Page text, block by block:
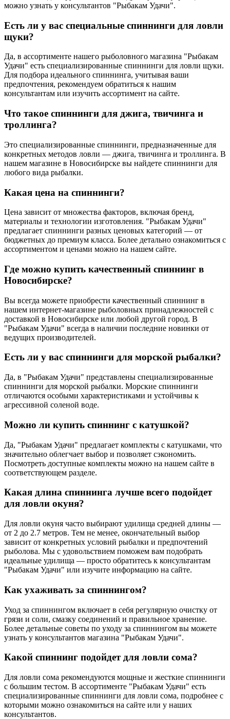
можно узнать у консультантов "Рыбакам Удачи".
Есть ли у вас специальные спиннинги для ловли
щуки?
Да, в ассортименте нашего рыболовного магазина "Рыбакам
Удачи" есть специализированные спиннинги для ловли щуки.
Для подбора идеального спиннинга, учитывая ваши
предпочтения, рекомендуем обратиться к нашим
консультантам или изучить ассортимент на сайте.
Что такое спиннинги для джига, твичинга и
троллинга?
Это специализированные спиннинги, предназначенные для
конкретных методов ловли — джига, твичинга и троллинга. В
нашем магазине в Новосибирске вы найдете спиннинги для
любого вида рыбалки.
Какая цена на спиннинги?
Цена зависит от множества факторов, включая бренд,
материалы и технологии изготовления. "Рыбакам Удачи"
предлагает спиннинги разных ценовых категорий — от
бюджетных до премиум класса. Более детально ознакомиться с
ассортиментом и ценами можно на нашем сайте.
Где можно купить качественный спиннинг в
Новосибирске?
Вы всегда можете приобрести качественный спиннинг в
нашем интернет-магазине рыболовных принадлежностей с
доставкой в Новосибирске или любой другой город. В
"Рыбакам Удачи" всегда в наличии последние новинки от
ведущих производителей.
Есть ли у вас спиннинги для морской рыбалки?
Да, в "Рыбакам Удачи" представлены специализированные
спиннинги для морской рыбалки. Морские спиннинги
отличаются особыми характеристиками и устойчивы к
агрессивной соленой воде.
Можно ли купить спиннинг с катушкой?
Да, "Рыбакам Удачи" предлагает комплекты с катушками, что
значительно облегчает выбор и позволяет сэкономить.
Посмотреть доступные комплекты можно на нашем сайте в
соответствующем разделе.
Какая длина спиннинга лучше всего подойдет
для ловли окуня?
Для ловли окуня часто выбирают удилища средней длины —
от 2 до 2.7 метров. Тем не менее, окончательный выбор
зависит от конкретных условий рыбалки и предпочтений
рыболова. Мы с удовольствием поможем вам подобрать
идеальные удилища — просто обратитесь к консультантам
"Рыбакам Удачи" или изучите информацию на сайте.
Как ухаживать за спиннингом?
Уход за спиннингом включает в себя регулярную очистку от
грязи и соли, смазку соединений и правильное хранение.
Более детальные советы по уходу за спиннингом вы можете
узнать у консультантов магазина "Рыбакам Удачи".
Какой спиннинг подойдет для ловли сома?
Для ловли сома рекомендуются мощные и жесткие спиннинги
с большим тестом. В ассортименте "Рыбакам Удачи" есть
специализированные спиннинги для ловли сома, подробнее с
которыми можно ознакомиться на сайте или у наших
консультантов.